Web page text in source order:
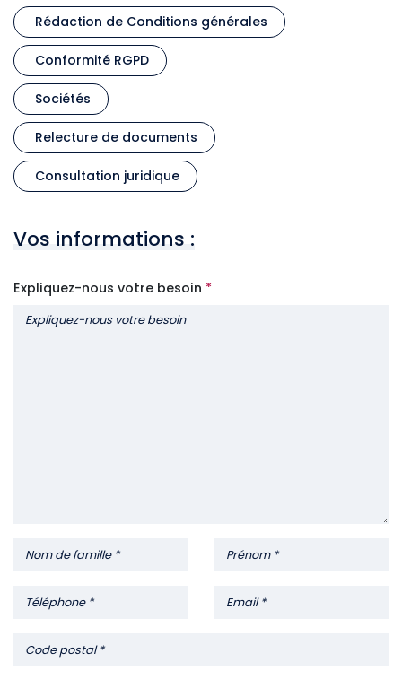
Rédaction de Conditions générales
Conformité RGPD
Sociétés
Relecture de documents
Consultation juridique
Vos informations :
Expliquez-nous votre besoin